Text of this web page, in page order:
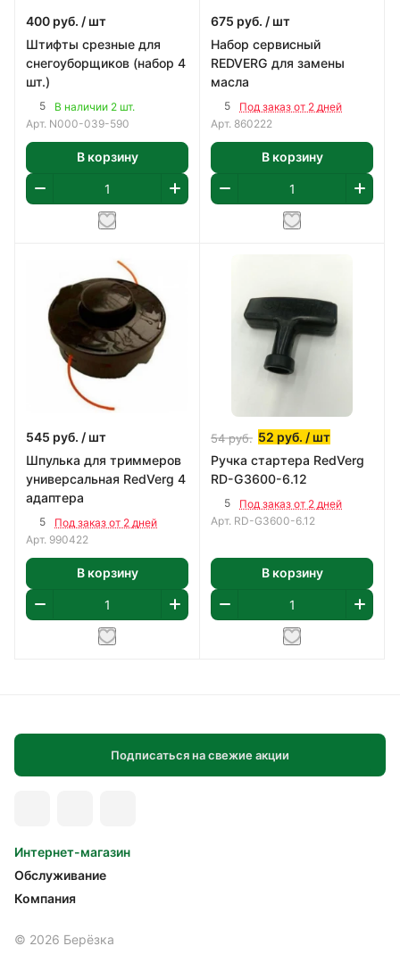
400 руб. / шт
Штифты срезные для
снегоуборщиков (набор 4
шт.)
5
В наличии 2 шт.
Арт. N000-039-590
В корзину
675 руб. / шт
Набор сервисный
REDVERG для замены
масла
5
Под заказ от 2 дней
Арт. 860222
В корзину
545 руб. / шт
Шпулька для триммеров
универсальная RedVerg 4
адаптера
5
Под заказ от 2 дней
Арт. 990422
В корзину
54руб. 52 руб. / шт
Ручка стартера RedVerg
RD-G3600-6.12
5
Под заказ от 2 дней
Арт. RD-G3600-6.12
В корзину
Подписаться на свежие акции
Интернет-магазин
Обслуживание
Компания
© 2026 Берёзка